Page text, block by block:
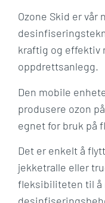
Ozone Skid er
kraftig og effektiv
oppdrettsanlegg. ​
Den mobile
produsere ozon
egnet for bruk på
Det er enkelt å
jekketralle eller
fleksibiliteten til å